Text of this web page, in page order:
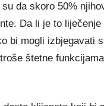
da skoro 50%
Da li je to
bi mogli izbjegavati
štetne